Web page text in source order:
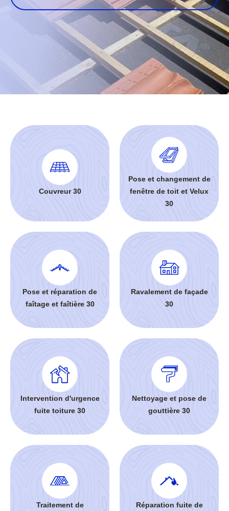
Couvreur 30
Pose et changement de
fenêtre de toit et Velux
30
Pose et réparation de
faîtage et faîtière 30
Ravalement de façade
30
Intervention d'urgence
fuite toiture 30
Nettoyage et pose de
gouttière 30
Traitement de
Réparation fuite de